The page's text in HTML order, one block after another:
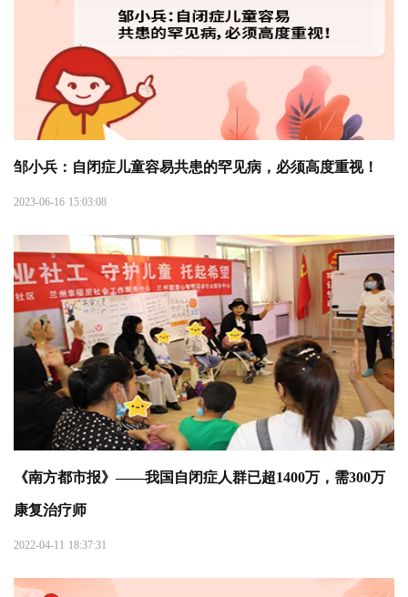
邹小兵：自闭症儿童容易共患的罕见病，必须高度重视！
2023-06-16 15:03:08
《南方都市报》——我国自闭症人群已超1400万，需300万
康复治疗师
2022-04-11 18:37:31